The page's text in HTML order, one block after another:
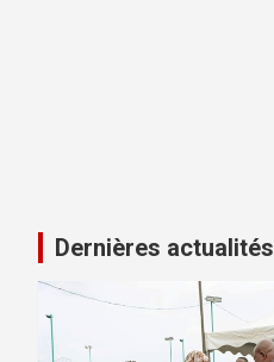
Dernières actualités